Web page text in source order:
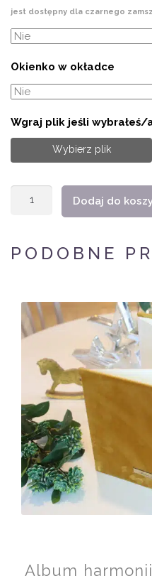
jest dostępny dla czarnego
Okienko w okładce
Wgraj plik jeśli wybrałeś/
Wybierz plik
ilość
16x22cm
Dodaj do
PODOBNE
Album